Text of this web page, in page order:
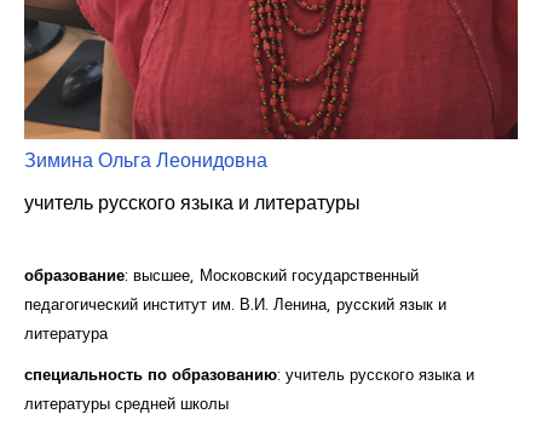
Зимина Ольга Леонидовна
учитель русского языка и литературы
образование: высшее, Московский государственный
педагогический институт им. В.И. Ленина, русский язык и
литература
специальность по образованию: учитель русского языка и
литературы средней школы